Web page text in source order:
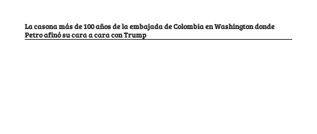
La casona más de 100 años de la embajada de Colombia en Washington donde
Petro afinó su cara a cara con Trump